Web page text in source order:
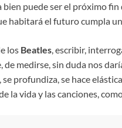
bien puede ser el próximo
habitará el futuro cumpla
los Beatles, escribir,
medirse, sin duda nos
profundiza, se hace
la vida y las canciones,